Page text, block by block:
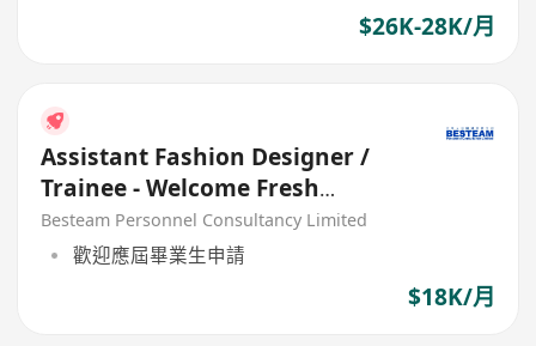
$26K-28K/月
Assistant Fashion Designer /
Trainee - Welcome Fresh
Graduate
Besteam Personnel Consultancy Limited
歡迎應屆畢業生申請
$18K/月